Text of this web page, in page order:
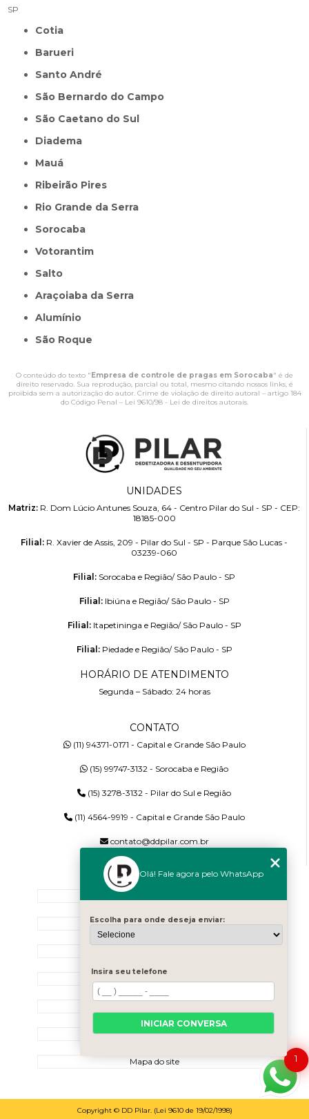
SP
Cotia
Barueri
Santo André
São Bernardo do Campo
São Caetano do Sul
Diadema
Mauá
Ribeirão Pires
Rio Grande da Serra
Sorocaba
Votorantim
Salto
Araçoiaba da Serra
Alumínio
São Roque
O conteúdo do texto " Empresa de controle de pragas em Sorocaba" é de
direito reservado. Sua reprodução, parcial ou total, mesmo citando nossos links, é
proibida sem a autorização do autor. Crime de violação de direito autoral – artigo 184
do Código Penal – Lei 9610/98 - Lei de direitos autorais.
UNIDADES
Matriz: R. Dom Lúcio Antunes Souza, 64 - Centro Pilar do Sul - SP - CEP:
18185-000
Filial: R. Xavier de Assis, 209 - Pilar do Sul - SP - Parque São Lucas -
03239-060
Filial: Sorocaba e Região/ São Paulo - SP
Filial: Ibiúna e Região/ São Paulo - SP
Filial: Itapetininga e Região/ São Paulo - SP
Filial: Piedade e Região/ São Paulo - SP
HORÁRIO DE ATENDIMENTO
Segunda – Sábado: 24 horas
CONTATO
(11) 94371-0171 - Capital e Grande São Paulo
(15) 99747-3132 - Sorocaba e Região
(15) 3278-3132 - Pilar do Sul e Região
(11) 4564-9919 - Capital e Grande São Paulo
contato@ddpilar.com.br
MENU
Quem Somos
Categorias
Mapa do site
Copyright © DD Pilar. (Lei 9610 de 19/02/1998)
1
Olá! Fale agora pelo WhatsApp
Escolha para onde deseja enviar:
Insira seu telefone
INICIAR CONVERSA